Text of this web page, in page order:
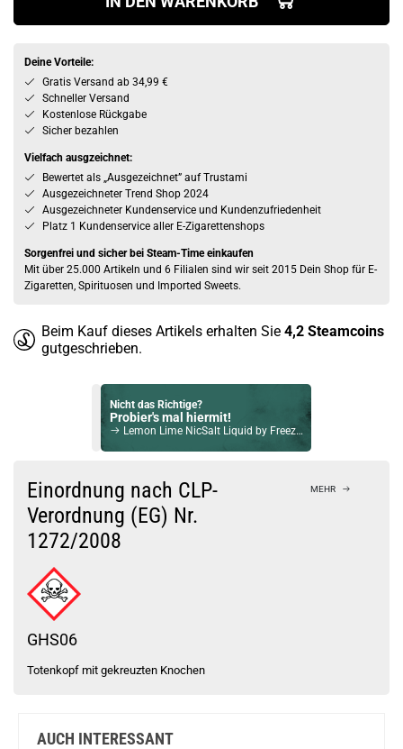
Deine Vorteile:
Gratis Versand ab 34,99 €
Schneller Versand
Kostenlose Rückgabe
Sicher bezahlen
Vielfach ausgzeichnet:
Bewertet als „Ausgezeichnet” auf Trustami
Ausgezeichneter Trend Shop 2024
Ausgezeichneter Kundenservice und Kundenzufriedenheit
Platz 1 Kundenservice aller E-Zigarettenshops
Sorgenfrei und sicher bei Steam-Time einkaufen
Mit über 25.000 Artikeln und 6 Filialen sind wir seit 2015 Dein Shop für E-
Zigaretten, Spirituosen und Imported Sweets.
Beim Kauf dieses Artikels erhalten Sie 4,2 Steamcoins
gutgeschrieben.
Nicht das Richtige?
Probier's mal hiermit!
Lemon Lime NicSalt Liquid by Freezer 10ml / 10mg
Check das mal!
POLAR Frosky NicSalt Liquid 10ml / 20mg
Du willst Kröten sparen?
Schau mal hier!
Einordnung nach CLP-
Verordnung (EG) Nr.
1272/2008
MEHR
GHS06
Totenkopf mit gekreuzten Knochen
AUCH INTERESSANT